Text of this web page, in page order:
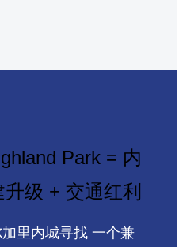
Park = 内
级 + 交通红利
里内城寻找 一个兼